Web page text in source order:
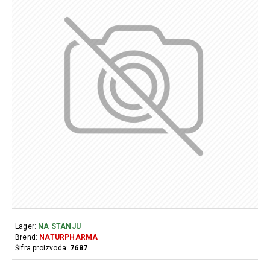
Lager: NA STANJU
Brend: NATURPHARMA
Šifra proizvoda: 7687